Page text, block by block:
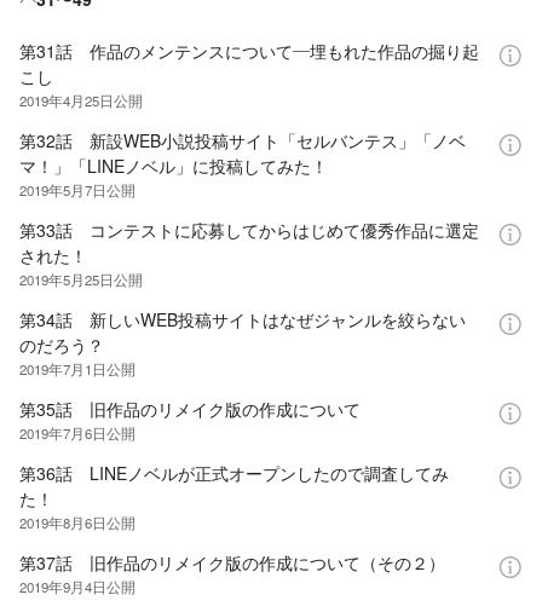
第31話 作品のメンテンスについて―埋もれた作品の掘り起
こし
2019年4月25日公開
第32話 新設WEB小説投稿サイト「セルバンテス」「ノベ
マ！」「LINEノベル」に投稿してみた！
2019年5月7日公開
第33話 コンテストに応募してからはじめて優秀作品に選定
された！
2019年5月25日公開
第34話 新しいWEB投稿サイトはなぜジャンルを絞らない
のだろう？
2019年7月1日公開
第35話 旧作品のリメイク版の作成について
2019年7月6日公開
第36話 LINEノベルが正式オープンしたので調査してみ
た！
2019年8月6日公開
第37話 旧作品のリメイク版の作成について（その２）
2019年9月4日公開